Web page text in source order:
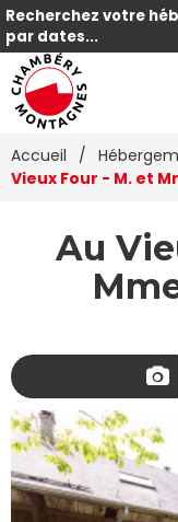
Recherchez votre
par dates...
Accueil /
Vieux Four - M. et
Au